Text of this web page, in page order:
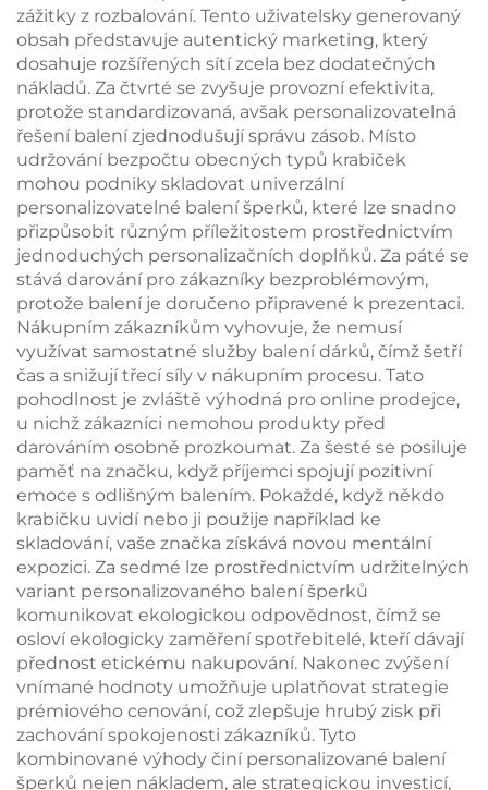
zážitky z rozbalování. Tento uživatelsky generovaný
obsah představuje autentický marketing, který
dosahuje rozšířených sítí zcela bez dodatečných
nákladů. Za čtvrté se zvyšuje provozní efektivita,
protože standardizovaná, avšak personalizovatelná
řešení balení zjednodušují správu zásob. Místo
udržování bezpočtu obecných typů krabiček
mohou podniky skladovat univerzální
personalizovatelné balení šperků, které lze snadno
přizpůsobit různým příležitostem prostřednictvím
jednoduchých personalizačních doplňků. Za páté se
stává darování pro zákazníky bezproblémovým,
protože balení je doručeno připravené k prezentaci.
Nákupním zákazníkům vyhovuje, že nemusí
využívat samostatné služby balení dárků, čímž šetří
čas a snižují třecí síly v nákupním procesu. Tato
pohodlnost je zvláště výhodná pro online prodejce,
u nichž zákazníci nemohou produkty před
darováním osobně prozkoumat. Za šesté se posiluje
paměť na značku, když příjemci spojují pozitivní
emoce s odlišným balením. Pokaždé, když někdo
krabičku uvidí nebo ji použije například ke
skladování, vaše značka získává novou mentální
expozici. Za sedmé lze prostřednictvím udržitelných
variant personalizovaného balení šperků
komunikovat ekologickou odpovědnost, čímž se
osloví ekologicky zaměření spotřebitelé, kteří dávají
přednost etickému nakupování. Nakonec zvýšení
vnímané hodnoty umožňuje uplatňovat strategie
prémiového cenování, což zlepšuje hrubý zisk při
zachování spokojenosti zákazníků. Tyto
kombinované výhody činí personalizované balení
šperků nejen nákladem, ale strategickou investicí,